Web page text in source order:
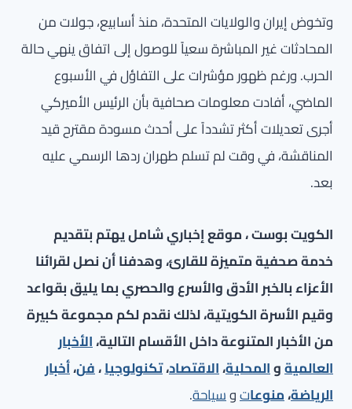
وتخوض إيران والولايات المتحدة، منذ أسابيع، جولات من
المحادثات غير المباشرة سعياً للوصول إلى اتفاق ينهي حالة
الحرب. ورغم ظهور مؤشرات على التفاؤل في الأسبوع
الماضي، أفادت معلومات صحافية بأن الرئيس الأميركي
أجرى تعديلات أكثر تشدداً على أحدث مسودة مقترح قيد
المناقشة، في وقت لم تسلم طهران ردها الرسمي عليه
بعد.
الكويت بوست ، موقع إخباري شامل يهتم بتقديم
خدمة صحفية متميزة للقارئ، وهدفنا أن نصل لقرائنا
الأعزاء بالخبر الأدق والأسرع والحصري بما يليق بقواعد
وقيم الأسرة الكويتية، لذلك نقدم لكم مجموعة كبيرة
من الأخبار المتنوعة داخل الأقسام التالية،الأخبار
العالميةوالمحلية،الاقتصاد،تكنولوجيا،فن،أخبار
الرياضة،منوعاتوسياحة.